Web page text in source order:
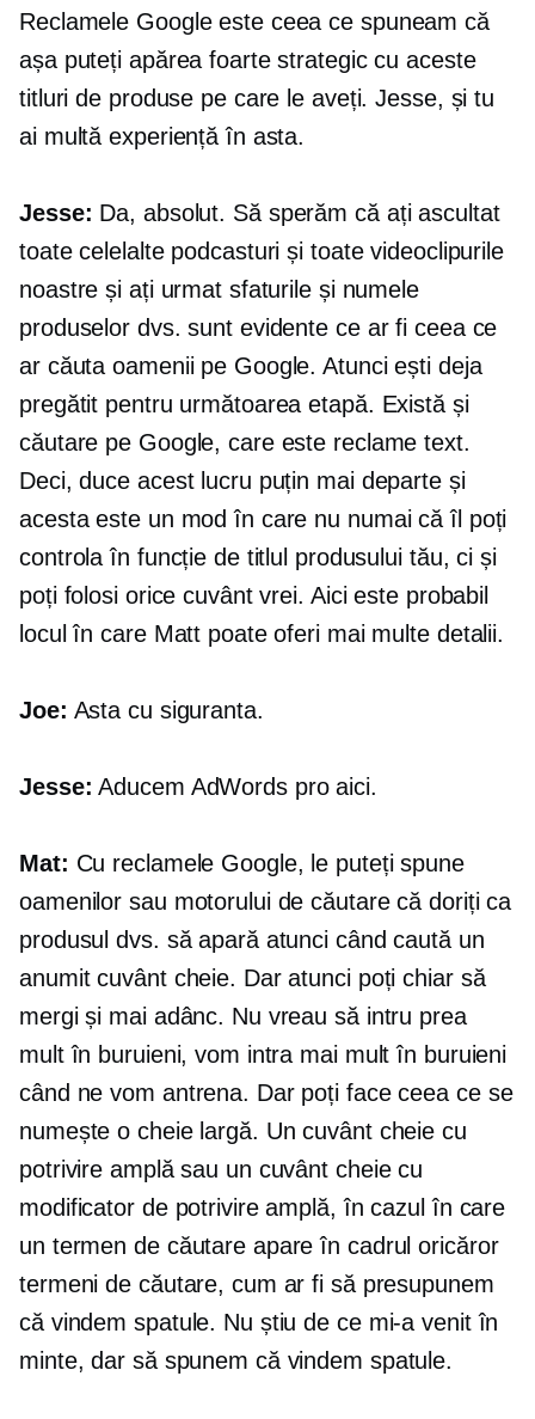
Reclamele Google este ceea ce spuneam că
așa puteți apărea foarte strategic cu aceste
titluri de produse pe care le aveți. Jesse, și tu
ai multă experiență în asta.
Jesse: Da, absolut. Să sperăm că ați ascultat
toate celelalte podcasturi și toate videoclipurile
noastre și ați urmat sfaturile și numele
produselor dvs. sunt evidente ce ar fi ceea ce
ar căuta oamenii pe Google. Atunci ești deja
pregătit pentru următoarea etapă. Există și
căutare pe Google, care este reclame text.
Deci, duce acest lucru puțin mai departe și
acesta este un mod în care nu numai că îl poți
controla în funcție de titlul produsului tău, ci și
poți folosi orice cuvânt vrei. Aici este probabil
locul în care Matt poate oferi mai multe detalii.
Joe: Asta cu siguranta.
Jesse: Aducem AdWords pro aici.
Mat: Cu reclamele Google, le puteți spune
oamenilor sau motorului de căutare că doriți ca
produsul dvs. să apară atunci când caută un
anumit cuvânt cheie. Dar atunci poți chiar să
mergi și mai adânc. Nu vreau să intru prea
mult în buruieni, vom intra mai mult în buruieni
când ne vom antrena. Dar poți face ceea ce se
numește o cheie largă. Un cuvânt cheie cu
potrivire amplă sau un cuvânt cheie cu
modificator de potrivire amplă, în cazul în care
un termen de căutare apare în cadrul oricăror
termeni de căutare, cum ar fi să presupunem
că vindem spatule. Nu știu de ce mi-a venit în
minte, dar să spunem că vindem spatule.